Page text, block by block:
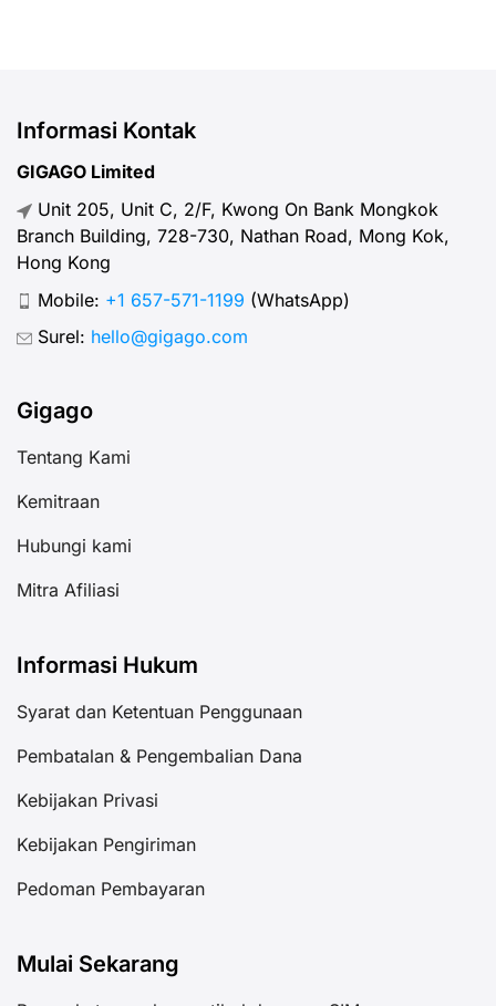
Informasi Kontak
GIGAGO Limited
Unit 205, Unit C, 2/F, Kwong On Bank Mongkok
Branch Building, 728-730, Nathan Road, Mong Kok,
Hong Kong
Mobile: +1 657-571-1199 (WhatsApp)
Surel: hello@gigago.com
Gigago
Tentang Kami
Kemitraan
Hubungi kami
Mitra Afiliasi
Informasi Hukum
Syarat dan Ketentuan Penggunaan
Pembatalan & Pengembalian Dana
Kebijakan Privasi
Kebijakan Pengiriman
Pedoman Pembayaran
Mulai Sekarang